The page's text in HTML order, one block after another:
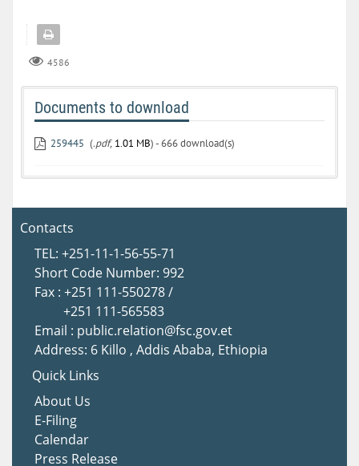
4586
Documents to download
259445 (.pdf, 1.01 MB) - 666 download(s)
Contacts
TEL: +251-11-1-56-55-71
Short Code Number: 992
Fax : +251 111-550278 /
+251 111-565583
Email : public.relation@fsc.gov.et
Address: 6 Killo , Addis Ababa, Ethiopia
Quick Links
About Us
E-Filing
Calendar
Press Release